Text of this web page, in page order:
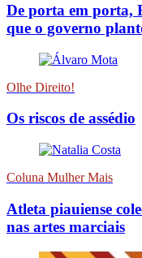
De porta em porta,
que o governo
Olhe Direito!
Os riscos de assédio
Coluna Mulher Mais
Atleta piauiense
nas artes marciais